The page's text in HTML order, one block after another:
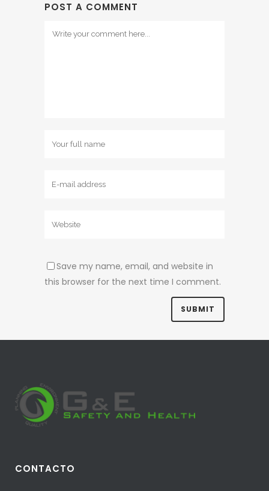
POST A COMMENT
Save my name, email, and website in
this browser for the next time I comment.
CONTACTO